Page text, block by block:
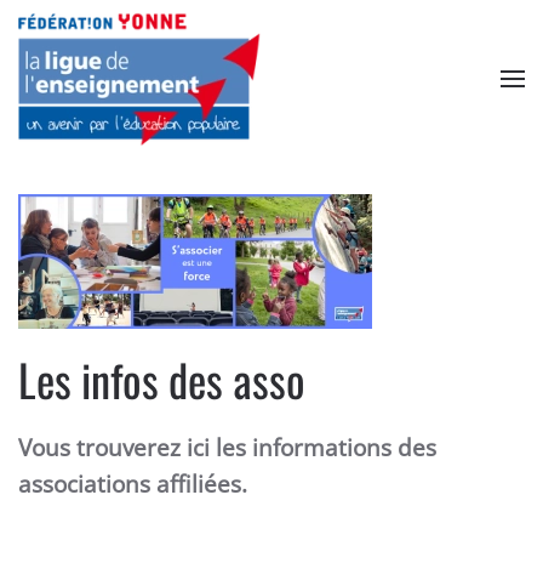
Accéder au contenu principal
Les infos des asso
Vous trouverez ici les informations des
associations affiliées.